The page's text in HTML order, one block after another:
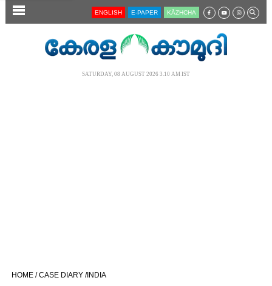
SECTIONS ENGLISH E-PAPER KĀZHCHA
SATURDAY, 08 AUGUST 2026 3.10 AM IST
HOME /CASE DIARY /INDIA